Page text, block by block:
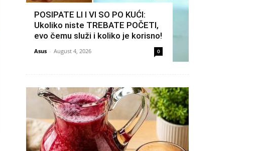
POSIPATE LI I VI SO PO KUĆI:
Ukoliko niste TREBATE POČETI,
evo čemu služi i koliko je korisno!
Asus - August 4, 2026 0